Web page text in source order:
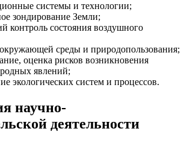
системы и технологии;
зондирование Земли;
контроль состояния воздушного
среды и природопользования;
оценка рисков возникновения
явлений;
экологических систем и процессов.
научно-
деятельности